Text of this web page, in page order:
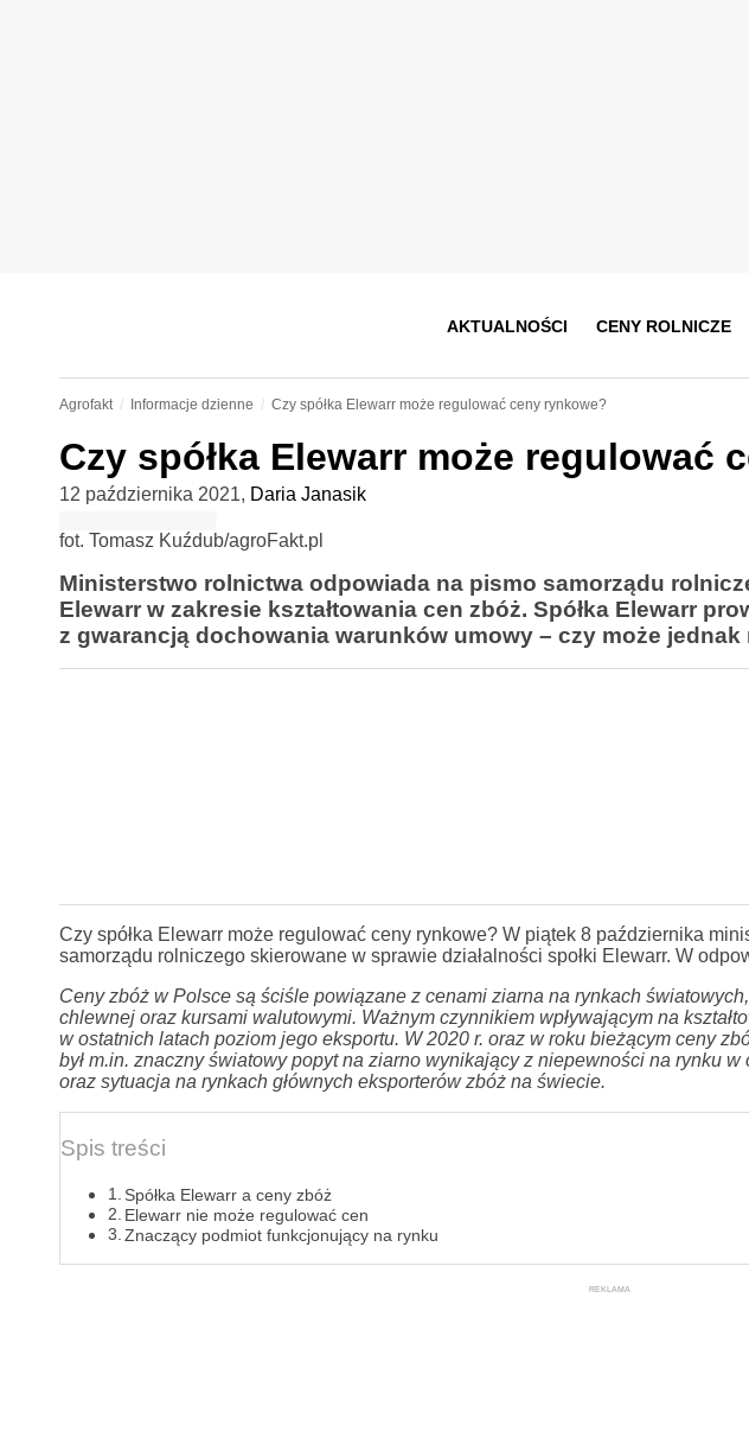
AKTUALNOŚCI CENY ROLNICZE
Agrofakt Informacje dzienne Czy spółka Elewarr może regulować ceny rynkowe?
Czy spółka Elewarr może regulować
12 października 2021, Daria Janasik
fot. Tomasz Kuźdub/agroFakt.pl
Ministerstwo rolnictwa odpowiada na pismo samorządu
Elewarr w zakresie kształtowania cen zbóż. Spółka Elewarr
z gwarancją dochowania warunków umowy – czy może
Czy spółka Elewarr może regulować ceny rynkowe? W piątek 8 października
samorządu rolniczego skierowane w sprawie działalności społki Elewarr. W
Ceny zbóż w Polsce są ściśle powiązane z cenami ziarna na rynkach
chlewnej oraz kursami walutowymi. Ważnym czynnikiem wpływającym na
w ostatnich latach poziom jego eksportu. W 2020 r. oraz w roku bieżącym ceny
był m.in. znaczny światowy popyt na ziarno wynikający z niepewności na rynku w
oraz sytuacja na rynkach głównych eksporterów zbóż na świecie.
Spis treści
Spółka Elewarr a ceny zbóż
Elewarr nie może regulować cen
Znaczący podmiot funkcjonujący na rynku
REKLAMA